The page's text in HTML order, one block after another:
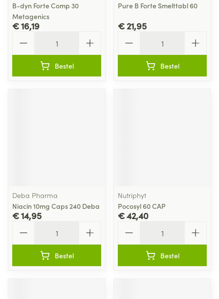
B-dyn Forte Comp 30
Metagenics
€ 16,19
Bestel
Pure B Forte Smelttabl 60
€ 21,95
Bestel
Deba Pharma
Niacin 10mg Caps 240 Deba
€ 14,95
Bestel
Nutriphyt
Pocosyl 60 CAP
€ 42,40
Bestel